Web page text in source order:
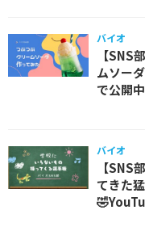
バイオ
【SNS
ムソー
で公開
バイオ
【SNS
てきた